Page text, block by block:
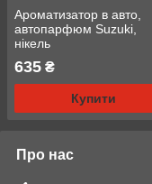
Ароматизатор в авто,
автопарфюм Suzuki,
нікель
635 ₴
Купити
Про нас